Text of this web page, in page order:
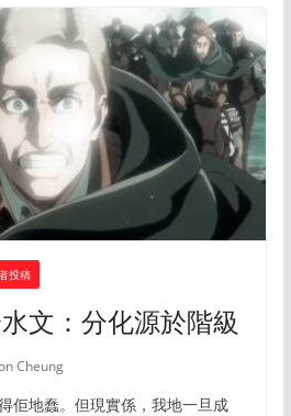
投稿
文：分化源於階級
Cheung
佢地蠢。但現實係，我地一旦成